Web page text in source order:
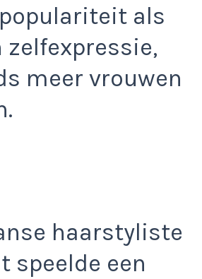
als
meer vrouwen
haarstyliste
speelde een